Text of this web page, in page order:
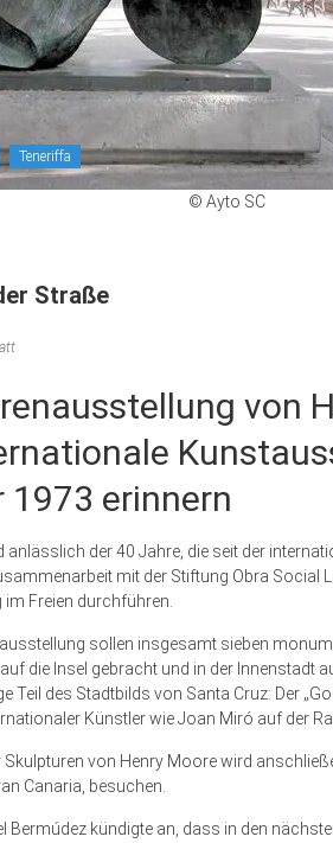
Teneriffa
© Ayto SC
Straße
von
1973 erinnern
anlässlich der 40 Jahre, die seit der
mit der Stiftung Obra Social
Freien durchführen.
sollen insgesamt sieben
die Insel gebracht und in der Innenstadt
Teil des Stadtbilds von Santa Cruz: Der
Künstler wie Joan Miró auf der
Skulpturen von Henry Moore wird
Canaria, besuchen.
Bermúdez kündigte an, dass in den